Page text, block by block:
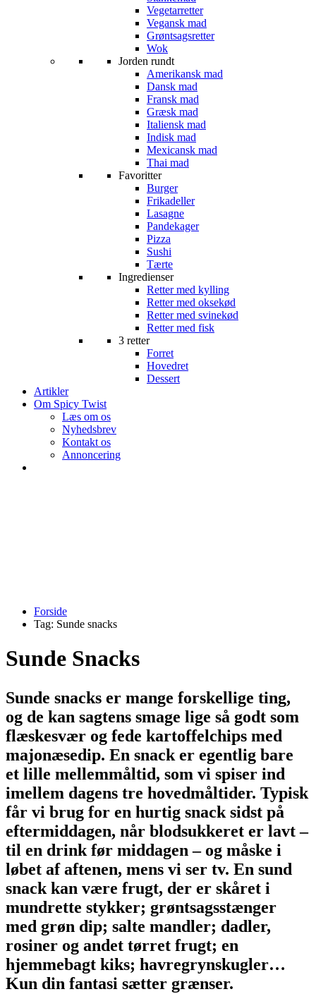
Vegetarretter
Vegansk mad
Grøntsagsretter
Wok
Jorden rundt
Amerikansk mad
Dansk mad
Fransk mad
Græsk mad
Italiensk mad
Indisk mad
Mexicansk mad
Thai mad
Favoritter
Burger
Frikadeller
Lasagne
Pandekager
Pizza
Sushi
Tærte
Ingredienser
Retter med kylling
Retter med oksekød
Retter med svinekød
Retter med fisk
3 retter
Forret
Hovedret
Dessert
Artikler
Om Spicy Twist
Læs om os
Nyhedsbrev
Kontakt os
Annoncering
Forside
Tag: Sunde snacks
Sunde Snacks
Sunde snacks er mange forskellige ting,
og de kan sagtens smage lige så godt som
flæskesvær og fede kartoffelchips med
majonæsedip. En snack er egentlig bare
et lille mellemmåltid, som vi spiser ind
imellem dagens tre hovedmåltider. Typisk
får vi brug for en hurtig snack sidst på
eftermiddagen, når blodsukkeret er lavt –
til en drink før middagen – og måske i
løbet af aftenen, mens vi ser tv. En sund
snack kan være frugt, der er skåret i
mundrette stykker; grøntsagsstænger
med grøn dip; salte mandler; dadler,
rosiner og andet tørret frugt; en
hjemmebagt kiks; havregrynskugler…
Kun din fantasi sætter grænser.